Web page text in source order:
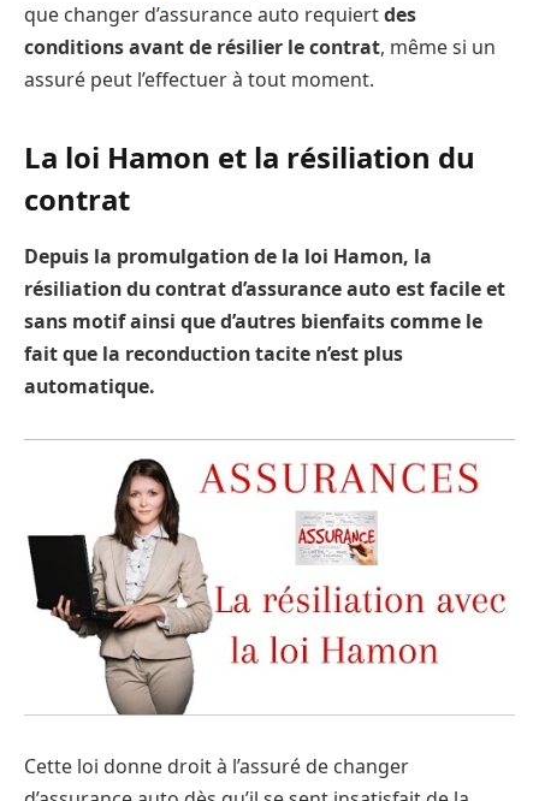
que changer d’assurance auto requiertdes
conditions avant de résilier le contrat, même si un
assuré peut l’effectuer à tout moment.
La loi Hamon et la résiliation du
contrat
Depuis la promulgation de la loi Hamon, la
résiliation du contrat d’assurance auto est facile et
sans motif ainsi que d’autres bienfaits comme le
fait que la reconduction tacite n’est plus
automatique.
Cette loi donne droit à l’assuré de changer